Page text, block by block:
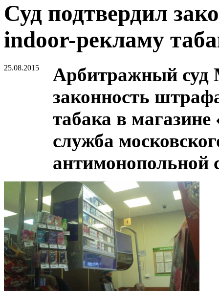
Суд подтвердил
indoor-рекламу
25.08.2015
Арбитражный суд
законность
табака в
служба